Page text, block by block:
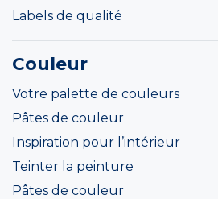
Labels de qualité
Couleur
Votre palette de couleurs
Pâtes de couleur
Inspiration pour l’intérieur
Teinter la peinture
Pâtes de couleur